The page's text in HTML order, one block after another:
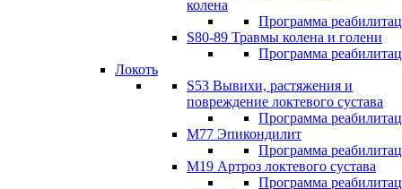
колена
Программа
S80-89 Травмы колена и голени
Программа
Локоть
S53 Вывихи, растяжения и
повреждение локтевого сустава
Программа
М77 Эпикондилит
Программа
M19 Артроз локтевого сустава
Программа